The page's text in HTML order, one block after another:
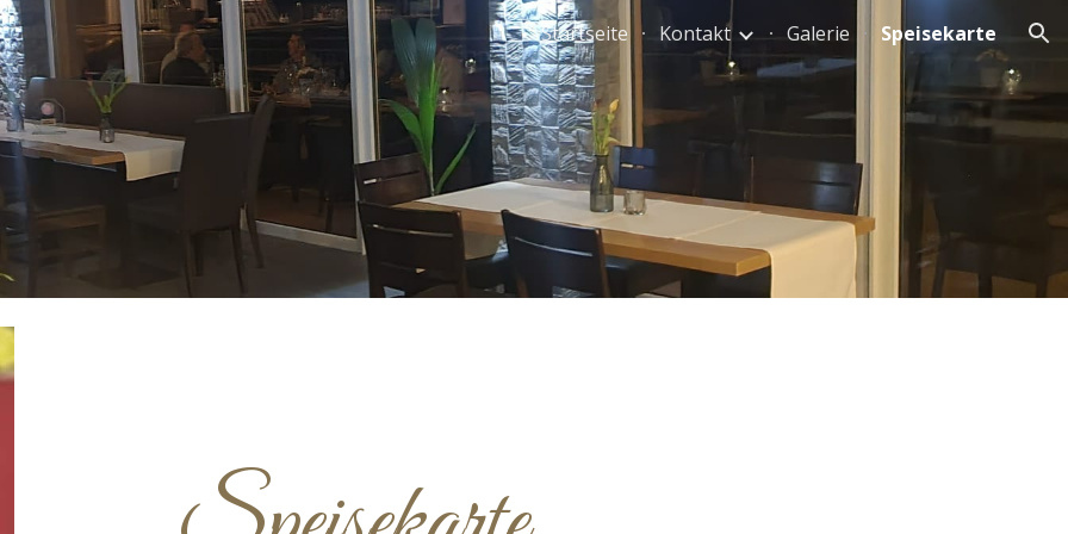
to main content Skip to navigationStartseite Kontakt Galerie Speisekarte